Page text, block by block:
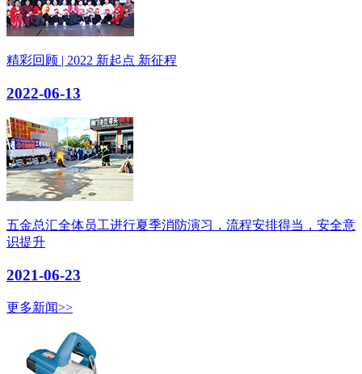
精彩回顾 | 2022 新起点 新征程
2022-06-13
五金总汇全体员工进行夏季消防演习，流程安排得当，安全意
识提升
2021-06-23
更多新闻>>